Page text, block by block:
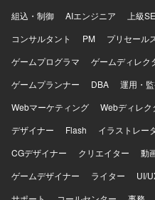
Postfix、squid OS：
組込・制御
AIエンジニア 上級SE
コンサルタント
PM プリセール
ゲームプログラマ
ゲームディレク
ゲームプランナー
DBA 運用・
Webマーケティング
Webディレク
デザイナー
Flash イラストレー
CGデザイナー
クリエイター 動
ゲームデザイナー
ライター UI/